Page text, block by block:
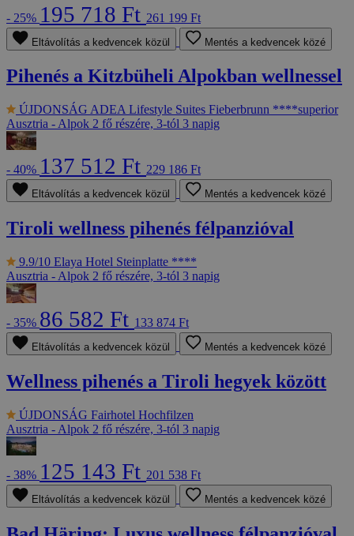
- 25% 195 718 Ft 261 199 Ft
Eltávolítás a kedvencek közül Mentés a kedvencek közé
Pihenés a Kitzbüheli Alpokban wellnessel
ÚJDONSÁG ADEA Lifestyle Suites Fieberbrunn ****superior
Ausztria - Alpok 2 fő részére, 3-tól 3 napig
- 40% 137 512 Ft 229 186 Ft
Eltávolítás a kedvencek közül Mentés a kedvencek közé
Tiroli wellness pihenés félpanzióval
9.9/10 Elaya Hotel Steinplatte ****
Ausztria - Alpok 2 fő részére, 3-tól 3 napig
- 35% 86 582 Ft 133 874 Ft
Eltávolítás a kedvencek közül Mentés a kedvencek közé
Wellness pihenés a Tiroli hegyek között
ÚJDONSÁG Fairhotel Hochfilzen
Ausztria - Alpok 2 fő részére, 3-tól 3 napig
- 38% 125 143 Ft 201 538 Ft
Eltávolítás a kedvencek közül Mentés a kedvencek közé